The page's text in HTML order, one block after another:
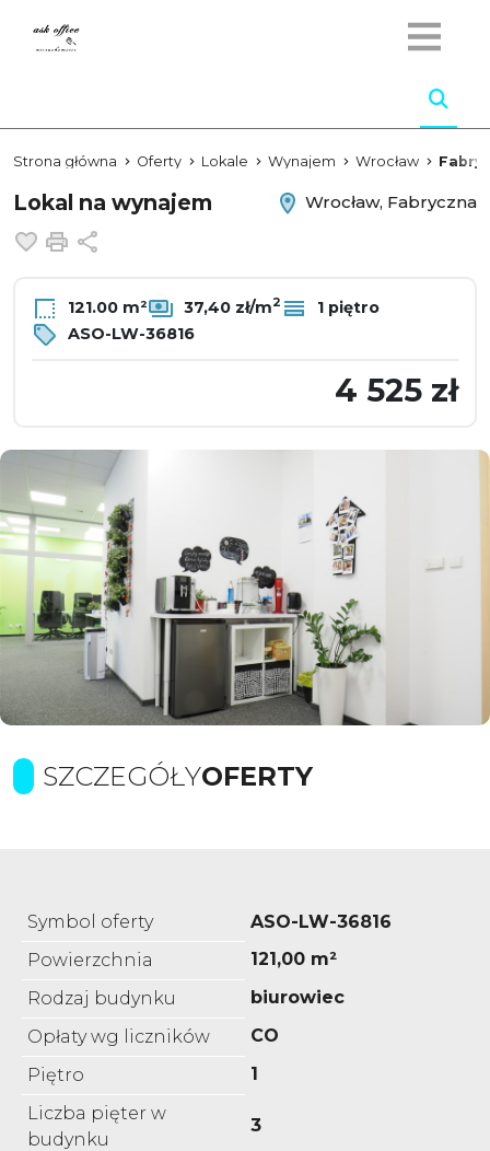
Strona główna Oferty Lokale Wynajem Wrocław
Lokal na wynajem
Wrocław, Fabryczna
Dodaj do ulubionych
Drukuj
121.00 m² 37,40 zł/m2
1 piętro
ASO-LW-36816
4 525 zł
SZCZEGÓŁYOFERTY
Symbol oferty
ASO-LW-36816
Powierzchnia
121,00 m²
Rodzaj budynku
biurowiec
Opłaty wg liczników
CO
Piętro
1
Liczba pięter w
budynku
3